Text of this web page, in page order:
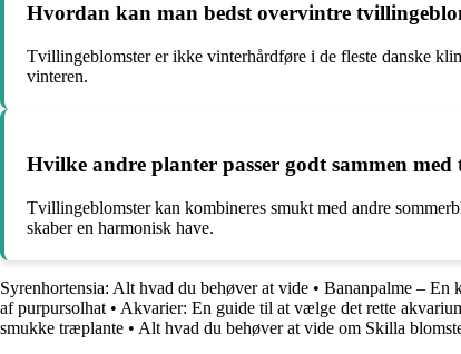
Hvordan kan man bedst overvintre
Tvillingeblomster er ikke vinterhårdføre i de fleste danske
vinteren.
Hvilke andre planter passer godt sammen
Tvillingeblomster kan kombineres smukt med andre
skaber en harmonisk have.
Syrenhortensia: Alt hvad du behøver at vide • Bananpalme – En
af purpursolhat • Akvarier: En guide til at vælge det rette
smukke træplante • Alt hvad du behøver at vide om Skilla